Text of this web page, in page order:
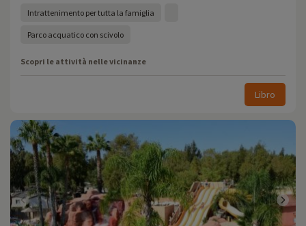
Intrattenimento per tutta la famiglia
Parco acquatico con scivolo
Scopri le attività nelle vicinanze
Libro